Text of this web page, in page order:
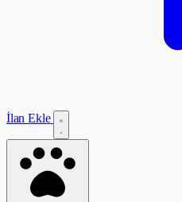
İlan Ekle